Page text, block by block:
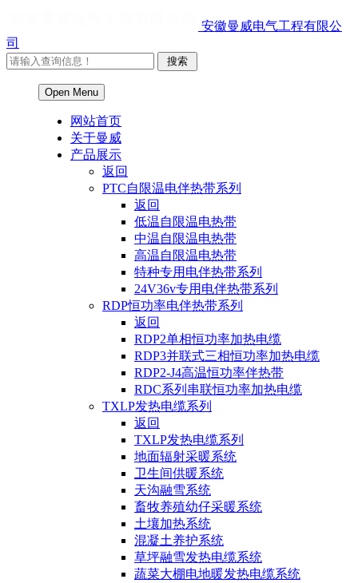
安徽曼威电气工程有限公
司
Open Menu
网站首页
关于曼威
产品展示
返回
PTC自限温电伴热带系列
返回
低温自限温电热带
中温自限温电热带
高温自限温电热带
特种专用电伴热带系列
24V36v专用电伴热带系列
RDP恒功率电伴热带系列
返回
RDP2单相恒功率加热电缆
RDP3并联式三相恒功率加热电缆
RDP2-J4高温恒功率伴热带
RDC系列串联恒功率加热电缆
TXLP发热电缆系列
返回
TXLP发热电缆系列
地面辐射采暖系统
卫生间供暖系统
天沟融雪系统
畜牧养殖幼仔采暖系统
土壤加热系统
混凝土养护系统
草坪融雪发热电缆系统
蔬菜大棚电地暖发热电缆系统